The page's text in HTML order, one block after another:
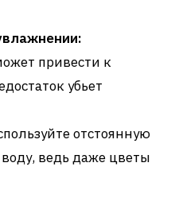
привести к
убьет
отстоянную
ведь даже цветы